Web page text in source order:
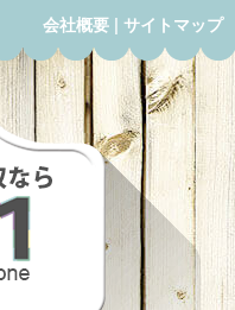
会社概要 | サイトマップ